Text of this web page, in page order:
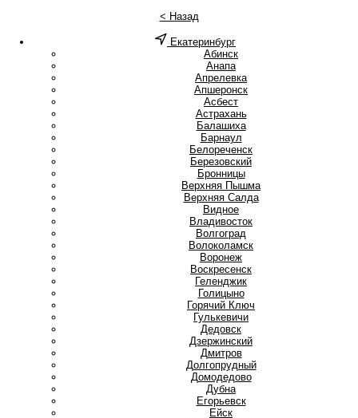
< Назад
Екатеринбург
Абинск
Анапа
Апрелевка
Апшеронск
Асбест
Астрахань
Балашиха
Барнаул
Белореченск
Березовский
Бронницы
Верхняя Пышма
Верхняя Салда
Видное
Владивосток
Волгоград
Волоколамск
Воронеж
Воскресенск
Геленджик
Голицыно
Горячий Ключ
Гулькевичи
Дедовск
Дзержинский
Дмитров
Долгопрудный
Домодедово
Дубна
Егорьевск
Ейск